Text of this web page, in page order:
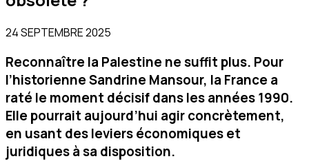
24 SEPTEMBRE 2025
Reconnaître la Palestine ne suffit plus. Pour
l’historienne Sandrine Mansour, la France a
raté le moment décisif dans les années 1990.
Elle pourrait aujourd’hui agir concrètement,
en usant des leviers économiques et
juridiques à sa disposition.